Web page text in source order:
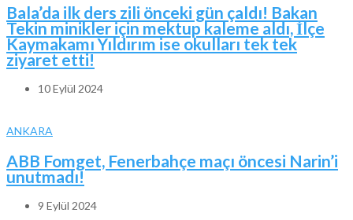
Bala’da ilk ders zili önceki gün çaldı! Bakan
Tekin minikler için mektup kaleme aldı, İlçe
Kaymakamı Yıldırım ise okulları tek tek
ziyaret etti!
10 Eylül 2024
ANKARA
ABB Fomget, Fenerbahçe maçı öncesi Narin’i
unutmadı!
9 Eylül 2024